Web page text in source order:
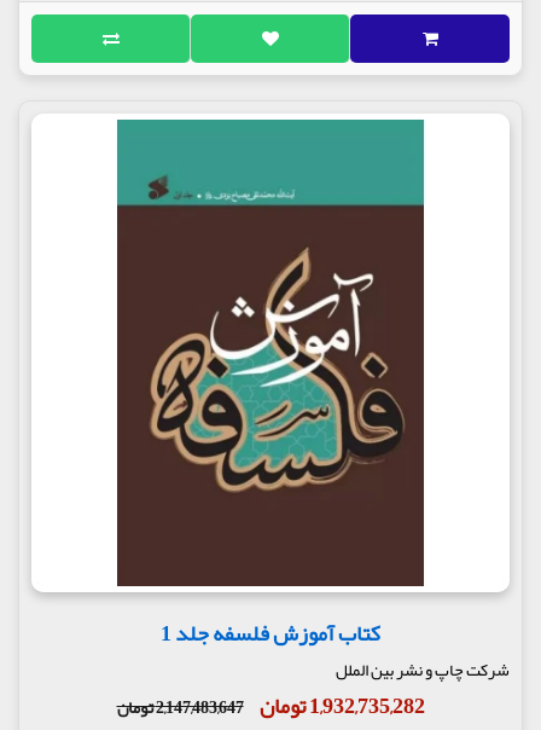
کتاب آموزش فلسفه جلد 1
شرکت چاپ و نشر بین الملل
1,932,735,282 تومان 2,147,483,647 تومان